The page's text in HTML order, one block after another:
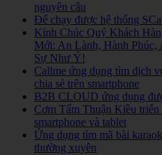
nguyên câu
Để chạy được hệ thống
Kính Chúc Quý Khách
Mới: An Lành, Hành
Sự Như Ý!
Callme ứng dụng tìm dịch
chia sẻ trên smartphone
B2B CLOUD ứng dụng
Cơm Tấm Thuận Kiều triển
smartphone và tablet
Ứng dụng tìm mã bài
thường xuyên